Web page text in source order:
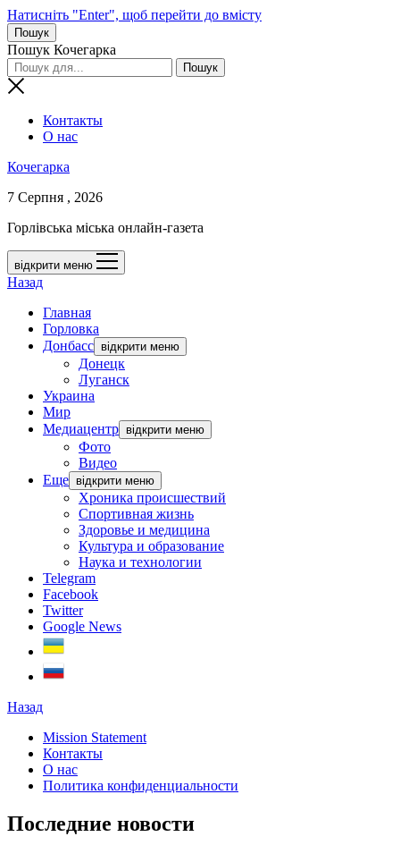
Натисніть "Enter", щоб перейти до вмісту
Пошук
Пошук Кочегарка
Контакты
О нас
Кочегарка
7 Серпня , 2026
Горлівська міська онлайн-газета
відкрити меню
Назад
Главная
Горловка
Донбасс відкрити меню
Донецк
Луганск
Украина
Мир
Медиацентр відкрити меню
Фото
Видео
Еще відкрити меню
Хроника происшествий
Спортивная жизнь
Здоровье и медицина
Культура и образование
Наука и технологии
Telegram
Facebook
Twitter
Google News
Назад
Mission Statement
Контакты
О нас
Политика конфиденциальности
Последние новости